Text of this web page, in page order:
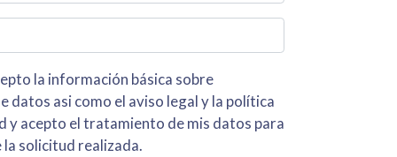
sobre
legal y la política
solicitud realizada.